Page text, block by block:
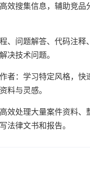
效搜集信息，辅助竞品
、问题解答、代码注释
决技术问题。
者：学习特定风格，快
料与灵感。
效处理大量案件资料、
法律文书和报告。